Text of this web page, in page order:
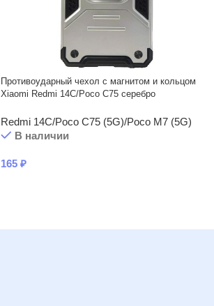
Противоударный чехол с магнитом и кольцом
Xiaomi Redmi 14С/Poco C75 серебро
Redmi 14C/Poco C75 (5G)/Poco M7 (5G)
В наличии
165 ₽